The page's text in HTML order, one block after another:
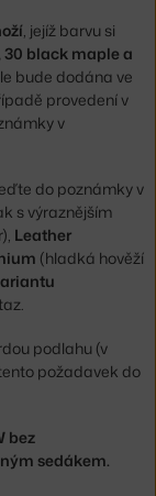
, jejíž barvu si
black maple a
bude dodána ve
provedení v
v
do poznámky v
s výraznějším
Leather
(hladká hověží
podlahu (v
požadavek do
bez
sedákem.